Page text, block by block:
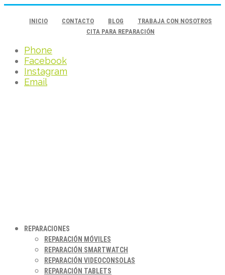
INICIO CONTACTO BLOG
TRABAJA CON NOSOTROS
CITA PARA REPARACIÓN
Phone
Facebook
Instagram
Email
REPARACIONES
REPARACIÓN MÓVILES
REPARACIÓN SMARTWATCH
REPARACIÓN VIDEOCONSOLAS
REPARACIÓN TABLETS